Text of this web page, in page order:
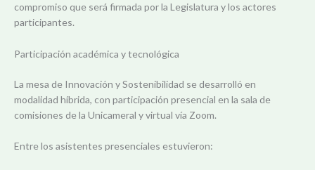
compromiso que será firmada por la Legislatura y los actores
participantes.
Participación académica y tecnológica
La mesa de Innovación y Sostenibilidad se desarrolló en
modalidad híbrida, con participación presencial en la sala de
comisiones de la Unicameral y virtual vía Zoom.
Entre los asistentes presenciales estuvieron: